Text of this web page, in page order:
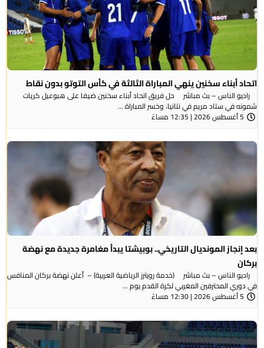
اتحاد أبناء سخنين ينهي المباراة الثالثة في كأس التوتو بدون نقاط
راديو الناس – بث مباشر حل فريق اتحاد أبناء سخنين ضيفا على هبوعيل كريات
شمونه في ستاد مريم في نتانيا، وخسر المباراة ...
5 أغسطس 2026 | 12:35 مساءً
بعد إنجاز المونديال التاريخي.. بوبيشتا يبدأ مغامرة جديدة مع نهضة
بركان
راديو الناس – بث مباشر (خدمة رويترز الرياضية العربية) – ‭‭ ‬‬أعلن نهضة بركان المنافس
في دوري المحترفين المغربي لكرة القدم يوم ...
5 أغسطس 2026 | 12:30 مساءً